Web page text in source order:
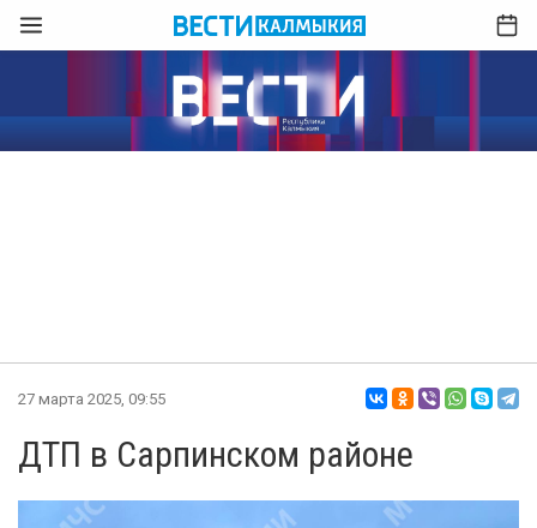
27 марта 2025, 09:55
ДТП в Сарпинском районе